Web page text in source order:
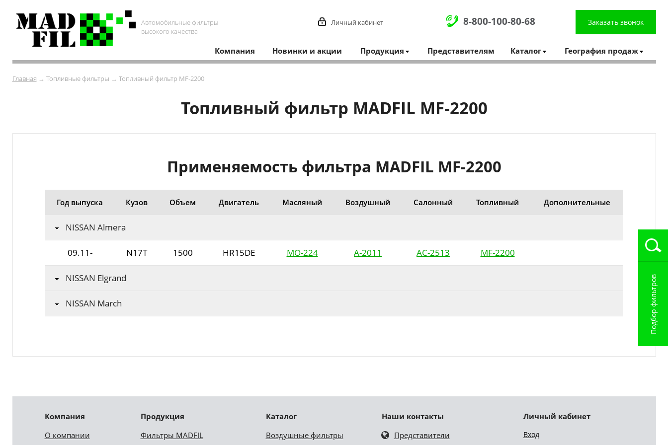
Автомобильные фильтры
высокого качества
Личный кабинет 8-800-100-80-68 Заказать звонок
Компания Новинки и акции Продукция Представителям Каталог География продаж
Главная → Топливные фильтры → Топливный фильтр MF-2200
Топливный фильтр MADFIL MF-2200
Применяемость фильтра MADFIL MF-2200
Год выпуска Кузов Объем Двигатель Масляный Воздушный Салонный Топливный Дополнительные
NISSAN Almera
09.11- N17T 1500 HR15DE MO-224 A-2011 AC-2513 MF-2200
NISSAN Elgrand
NISSAN March
Компания
О компании
Продукция
Фильтры MADFIL
Каталог
Воздушные фильтры
Наши контакты
Представители
Личный кабинет
Вход
Подбор фильтров